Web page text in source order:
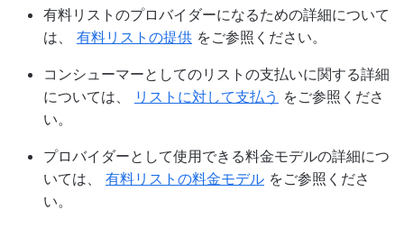
有料リストのプロバイダーになるための詳細について
は、 有料リストの提供 をご参照ください。
コンシューマーとしてのリストの支払いに関する詳細
については、
リストに対して支払う をご参照くださ
い。
プロバイダーとして使用できる料金モデルの詳細につ
いては、 有料リストの料金モデル をご参照くださ
い。